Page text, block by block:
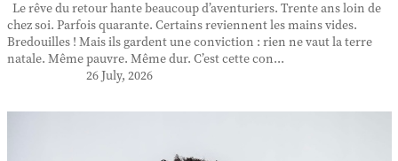
Le rêve du retour hante beaucoup d’aventuriers. Trente ans loin de
chez soi. Parfois quarante. Certains reviennent les mains vides.
Bredouilles ! Mais ils gardent une conviction : rien ne vaut la terre
natale. Même pauvre. Même dur. C’est cette con...
26 July, 2026